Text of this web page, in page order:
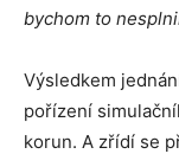
bychom to
Výsledkem
pořízení
korun. A zřídí se